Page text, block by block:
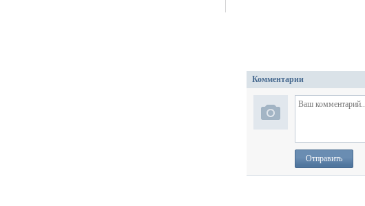
Комментарии
Отправить